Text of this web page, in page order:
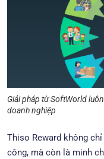
Giải pháp từ SoftWorld
doanh nghiệp
Thiso Reward không
công, mà còn là minh